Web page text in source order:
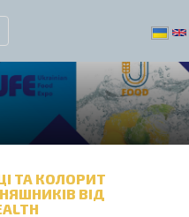
ТА КОЛОРИТ
ВІД